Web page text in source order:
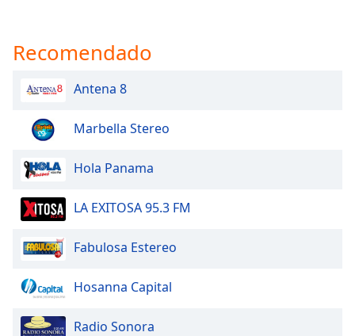
Recomendado
Antena 8
Marbella Stereo
Hola Panama
LA EXITOSA 95.3 FM
Fabulosa Estereo
Hosanna Capital
Radio Sonora